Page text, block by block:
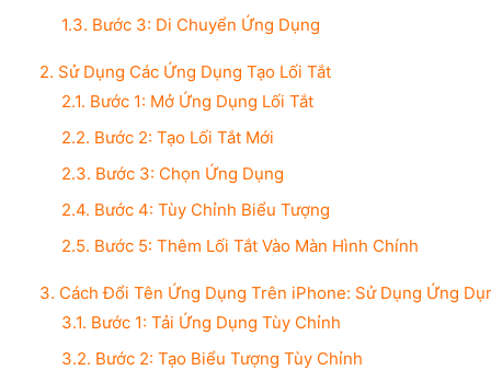
1.3. Bước 3: Di Chuyển Ứng Dụng
2. Sử Dụng Các Ứng Dụng Tạo Lối Tắt
2.1. Bước 1: Mở Ứng Dụng Lối Tắt
2.2. Bước 2: Tạo Lối Tắt Mới
2.3. Bước 3: Chọn Ứng Dụng
2.4. Bước 4: Tùy Chỉnh Biểu Tượng
2.5. Bước 5: Thêm Lối Tắt Vào Màn Hình Chính
3. Cách Đổi Tên Ứng Dụng Trên iPhone: Sử Dụng Ứng
3.1. Bước 1: Tải Ứng Dụng Tùy Chỉnh
3.2. Bước 2: Tạo Biểu Tượng Tùy Chỉnh